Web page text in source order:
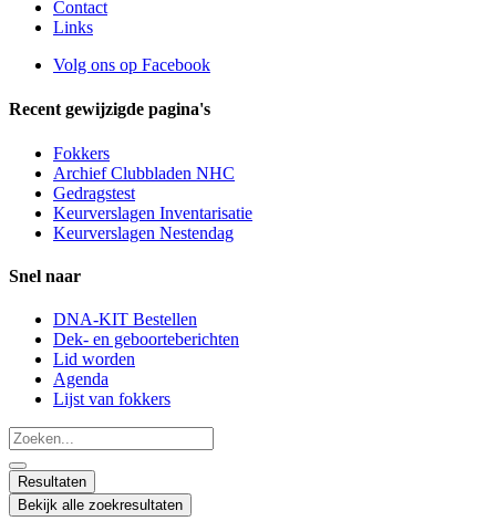
Contact
Links
Volg ons op Facebook
Recent gewijzigde pagina's
Fokkers
Archief Clubbladen NHC
Gedragstest
Keurverslagen Inventarisatie
Keurverslagen Nestendag
Snel naar
DNA-KIT Bestellen
Dek- en geboorteberichten
Lid worden
Agenda
Lijst van fokkers
Search
...
Resultaten
Bekijk alle zoekresultaten